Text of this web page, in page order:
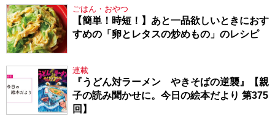
ごはん・おやつ
【簡単！時短！】あと一品欲しいときにおす
すめの「卵とレタスの炒めもの」のレシピ
連載
『うどん対ラーメン やきそばの逆襲』【親
子の読み聞かせに。今日の絵本だより 第375
回】